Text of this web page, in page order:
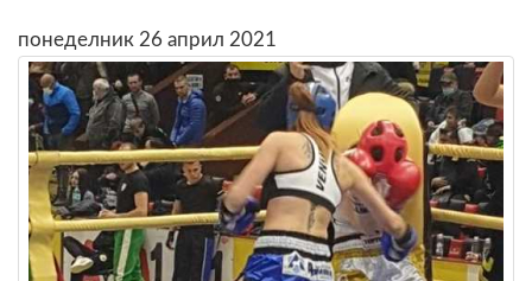
понеделник 26 април 2021